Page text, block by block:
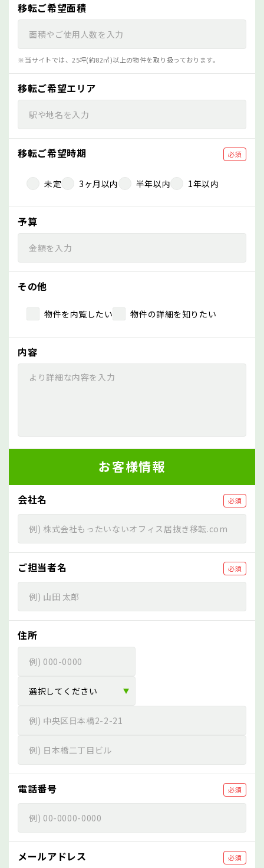
移転ご希望面積
当サイトでは、25坪(約82㎡)以上の物件を取り扱っております。
移転ご希望エリア
移転ご希望時期 必須
未定 3ヶ月以内 半年以内 1年以内
予算
その他
物件を内覧したい 物件の詳細を知りたい
内容
お客様情報
会社名 必須
ご担当者名 必須
住所
電話番号 必須
メールアドレス 必須